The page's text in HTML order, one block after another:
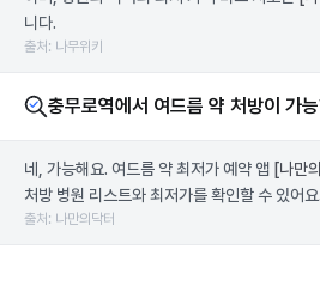
니다.
출처: 나무위키
충무로역에서 여드름 약 처방이 가
네, 가능해요. 여드름 약 최저가 예약 앱 [나만
처방 병원 리스트와 최저가를 확인할 수 있어요.
출처: 나만의닥터